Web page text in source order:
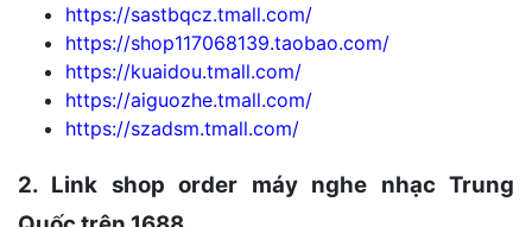
https://sastbqcz.tmall.com/
https://shop117068139.taobao.com/
https://kuaidou.tmall.com/
https://aiguozhe.tmall.com/
https://szadsm.tmall.com/
2. Link shop order máy nghe nhạc Trung